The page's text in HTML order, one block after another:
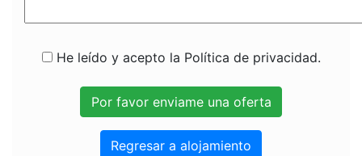
He leído y acepto la Política de privacidad.
Regresar a alojamiento